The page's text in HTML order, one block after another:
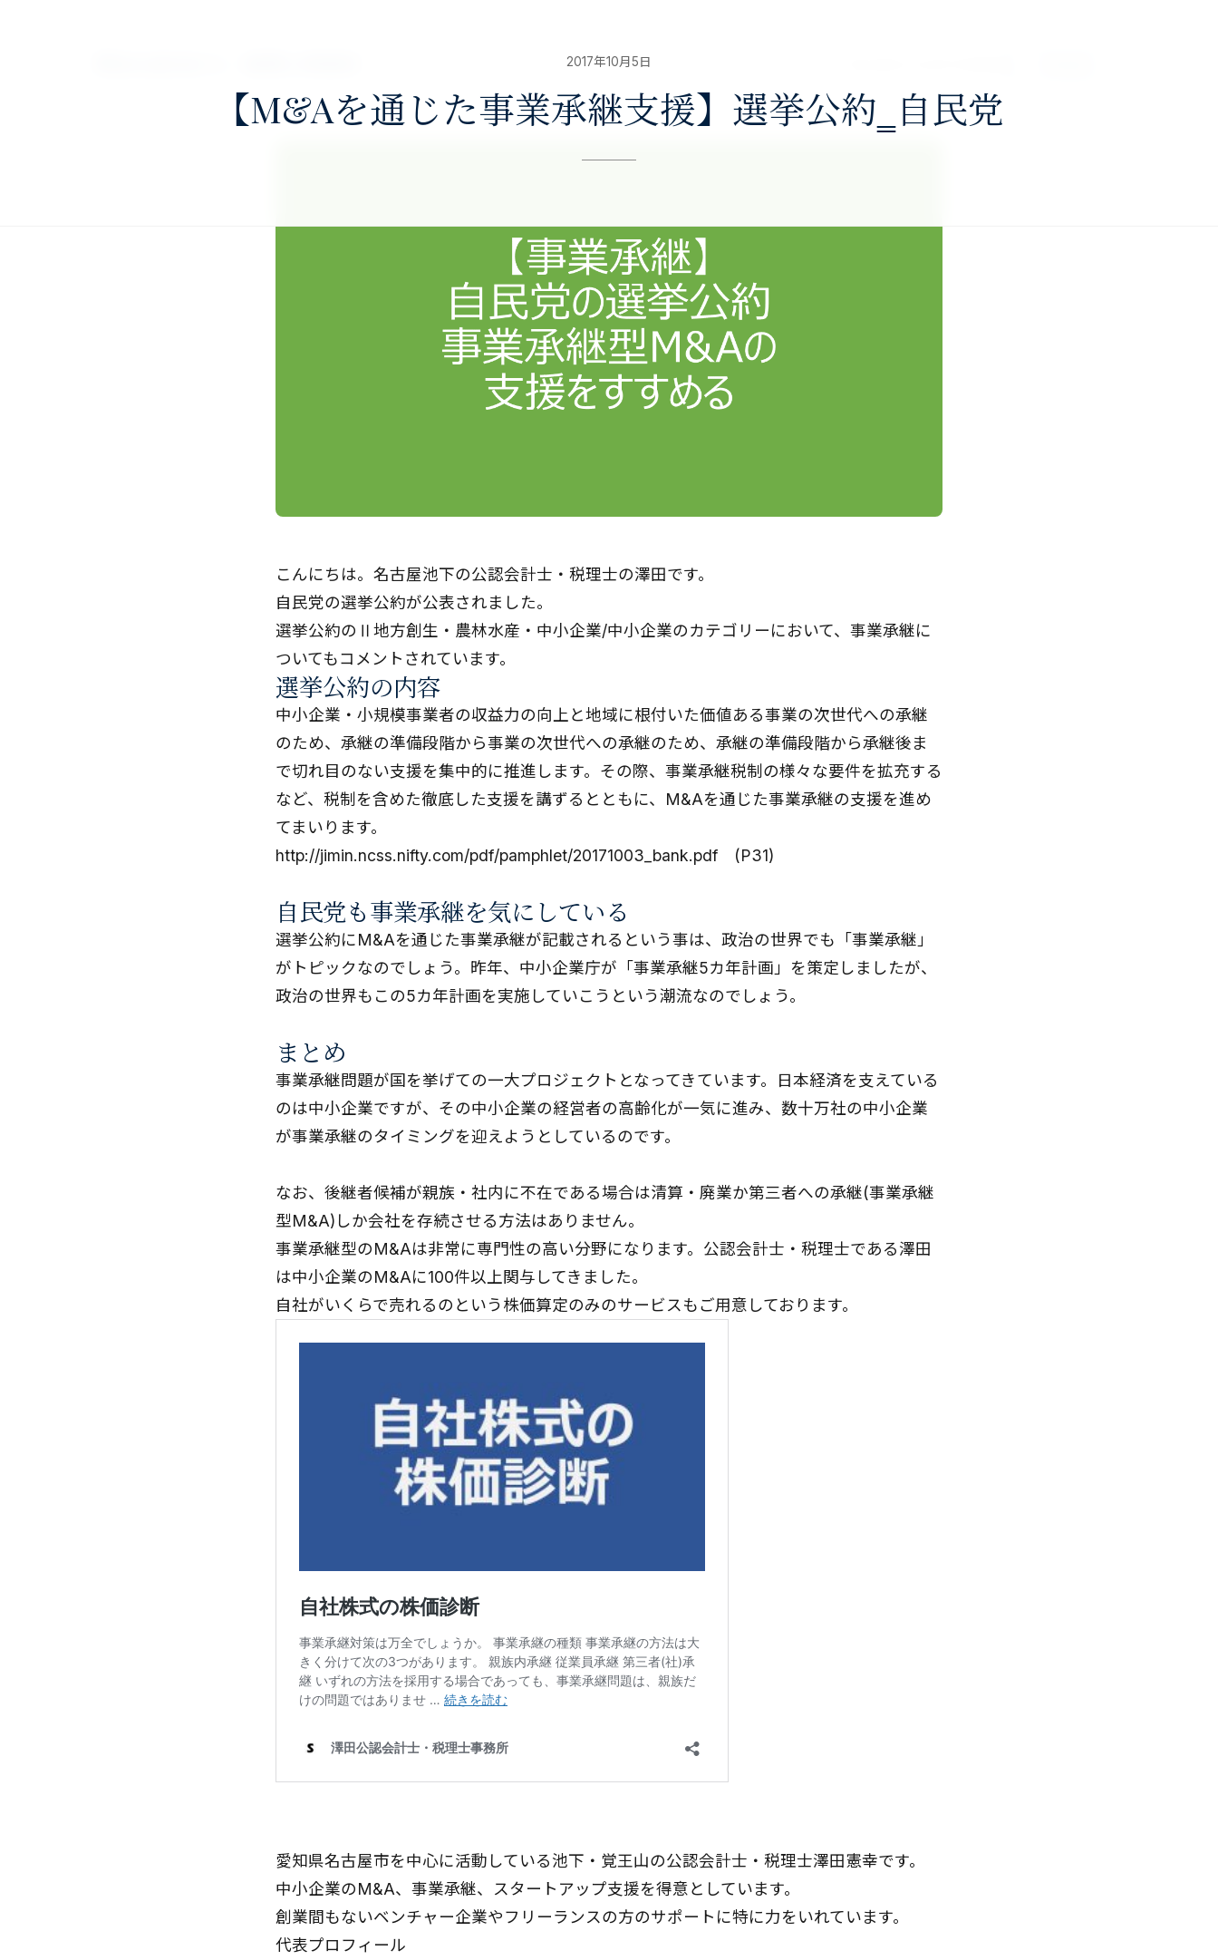
2017年10月5日
【M&Aを通じた事業承継支援】選挙公約‗自民党
こんにちは。名古屋池下の公認会計士・税理士の澤田です。
自民党の選挙公約が公表されました。
選挙公約のⅡ地方創生・農林水産・中小企業/中小企業のカテゴリーにおいて、事業承継に
ついてもコメントされています。
選挙公約の内容
中小企業・小規模事業者の収益力の向上と地域に根付いた価値ある事業の次世代への承継
のため、承継の準備段階から事業の次世代への承継のため、承継の準備段階から承継後ま
で切れ目のない支援を集中的に推進します。その際、事業承継税制の様々な要件を拡充する
など、税制を含めた徹底した支援を講ずるとともに、M&Aを通じた事業承継の支援を進め
てまいります。
http://jimin.ncss.nifty.com/pdf/pamphlet/20171003_bank.pdf (P31)
自民党も事業承継を気にしている
選挙公約にM&Aを通じた事業承継が記載されるという事は、政治の世界でも「事業承継」
がトピックなのでしょう。昨年、中小企業庁が「事業承継5カ年計画 」を策定しましたが、
政治の世界もこの5カ年計画を実施していこうという潮流なのでしょう。
まとめ
事業承継問題が国を挙げての一大プロジェクトとなってきています。日本経済を支えている
のは中小企業ですが、その中小企業の経営者の高齢化が一気に進み、数十万社の中小企業
が事業承継のタイミングを迎えようとしているのです。
なお、後継者候補が親族・社内に不在である場合は清算・廃業か第三者への承継(事業承継
型M&A)しか会社を存続させる方法はありません。
事業承継型のM&Aは非常に専門性の高い分野になります。公認会計士・税理士である澤田
は中小企業のM&Aに100件以上関与してきました。
自社がいくらで売れるのという株価算定のみのサービスもご用意しております。
愛知県名古屋市を中心に活動している池下・覚王山の公認会計士・税理士澤田憲幸です。
中小企業のM&A、事業承継、スタートアップ支援を得意としています。
創業間もないベンチャー企業やフリーランスの方のサポートに特に力をいれています。
代表プロフィール